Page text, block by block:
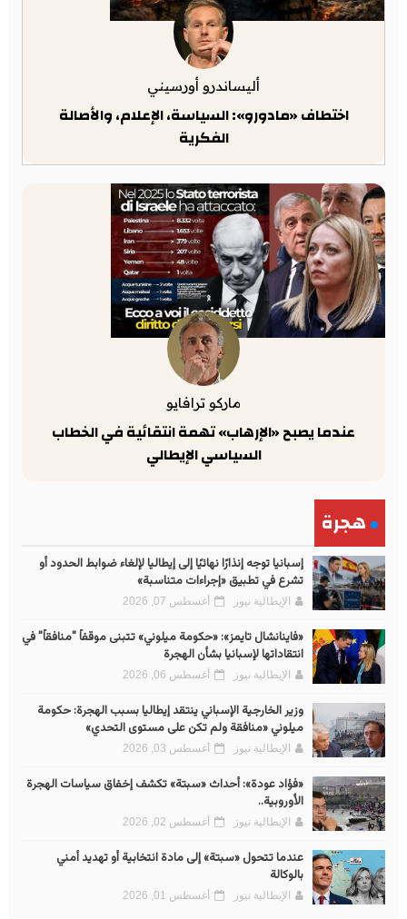
أليساندرو أورسيني
اختطاف «مادورو»: السياسة، الإعلام، والأصالة
الفكرية
ماركو ترافايو
عندما يصبح «الإرهاب» تهمة انتقائية في الخطاب
السياسي الإيطالي
هجرة
إسبانيا توجه إنذارًا نهائيًا إلى إيطاليا لإلغاء ضوابط الحدود أو
تشرع في تطبيق «إجراءات متناسبة»
الإيطالية نيوز أغسطس 07, 2026
«فاينانشال تايمز»: «حكومة ميلوني» تتبنى موقفاً "منافقاً" في
انتقاداتها لإسبانيا بشأن الهجرة
الإيطالية نيوز أغسطس 06, 2026
وزير الخارجية الإسباني ينتقد إيطاليا بسبب الهجرة: حكومة
ميلوني «منافقة ولم تكن على مستوى التحدي»
الإيطالية نيوز أغسطس 03, 2026
«فؤاد عودة»: أحداث «سبتة» تكشف إخفاق سياسات الهجرة
الأوروبية..
الإيطالية نيوز أغسطس 02, 2026
عندما تتحول «سبتة» إلى مادة انتخابية أو تهديد أمني
بالوكالة
الإيطالية نيوز أغسطس 01, 2026